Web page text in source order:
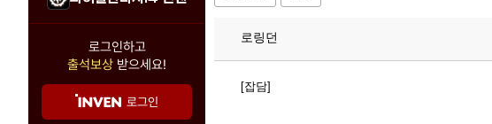
로그인하고
출석보상 받으세요!
로그인
로링던
[잡담]